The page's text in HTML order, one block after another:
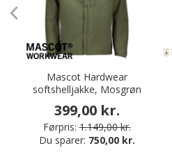
Mascot Hardwear
softshelljakke, Mosgrøn
399,00 kr.
Førpris: 1.149,00 kr.
Du sparer: 750,00 kr.